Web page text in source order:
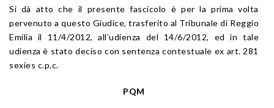
Si dà atto che il presente fascicolo è per la prima volta
pervenuto a questo Giudice, trasferito al Tribunale di Reggio
Emilia il 11/4/2012, all’udienza del 14/6/2012, ed in tale
udienza è stato deciso con sentenza contestuale ex art. 281
sexies c.p.c.
PQM